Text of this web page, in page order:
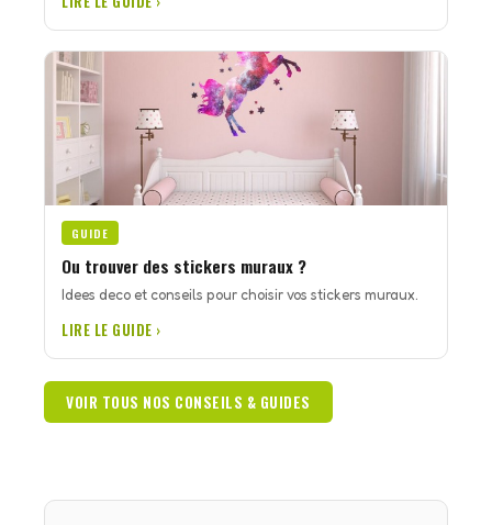
GUIDE
Ou trouver des stickers muraux ?
Idees deco et conseils pour choisir vos stickers muraux.
LIRE LE GUIDE ›
VOIR TOUS NOS CONSEILS & GUIDES